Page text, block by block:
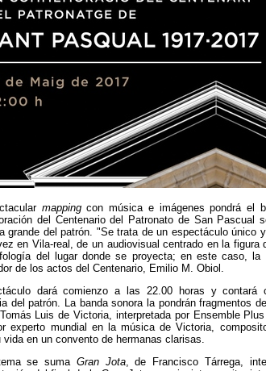
mappingcon música e imágenes pondrá el
del Centenario del Patronato de San Pascual
grande del patrón. "Se trata de un espectáculo único
en Vila-real, de un audiovisual centrado en la
del lugar donde se proyecta; en este caso,
de los actos del Centenario, Emilio M. Obiol.
dará comienzo a las 22.00 horas y contará
del patrón. La banda sonora la pondrán fragmentos
Luis de Victoria, interpretada por Ensemble
experto mundial en la música de Victoria,
vida en un convento de hermanas clarisas.
se suma Gran Jota, de Francisco Tárrega,